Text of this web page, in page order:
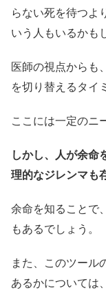
らない死を待つよ
いう人もいるかも
医師の視点からも
を切り替えるタイ
ここには一定のニ
しかし、人が余命
理的なジレンマも
余命を知ることで
もあるでしょう。
また、このツール
あるかについては